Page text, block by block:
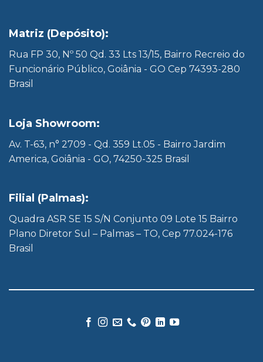
Matriz (Depósito):
Rua FP 30, Nº 50 Qd. 33 Lts 13/15, Bairro Recreio do
Funcionário Público, Goiânia - GO Cep 74393-280
Brasil
Loja Showroom:
Av. T-63, n° 2709 - Qd. 359 Lt.05 - Bairro Jardim
America, Goiânia - GO, 74250-325 Brasil
Filial (Palmas):
Quadra ASR SE 15 S/N Conjunto 09 Lote 15 Bairro
Plano Diretor Sul – Palmas – TO, Cep 77.024-176
Brasil